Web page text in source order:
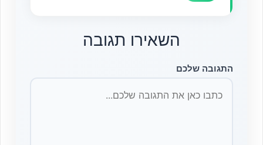
השאירו תגובה
התגובה שלכם